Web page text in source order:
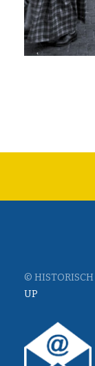
©
UP